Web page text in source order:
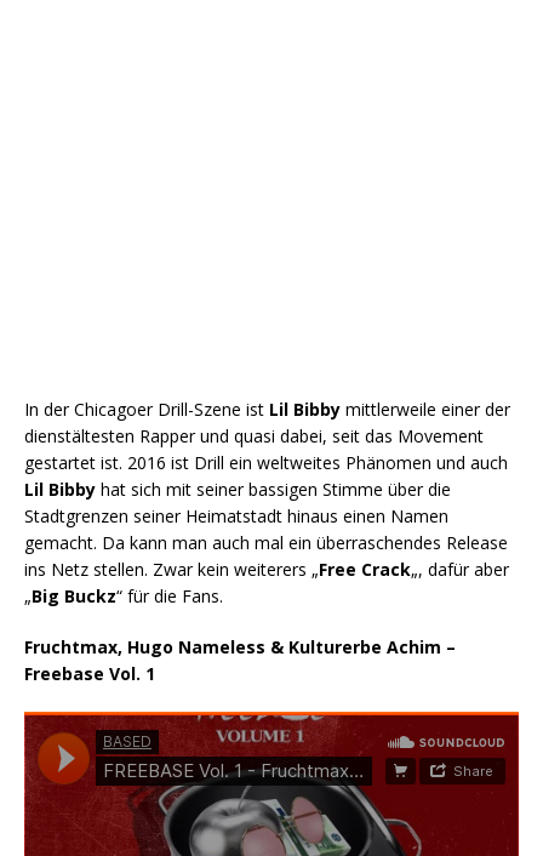
In der Chicagoer Drill-Szene ist Lil Bibby mittlerweile einer der
dienstältesten Rapper und quasi dabei, seit das Movement
gestartet ist. 2016 ist Drill ein weltweites Phänomen und auch
Lil Bibby hat sich mit seiner bassigen Stimme über die
Stadtgrenzen seiner Heimatstadt hinaus einen Namen
gemacht. Da kann man auch mal ein überraschendes Release
ins Netz stellen. Zwar kein weiterers „Free Crack„, dafür aber
„Big Buckz“ für die Fans.
Fruchtmax, Hugo Nameless & Kulturerbe Achim –
Freebase Vol. 1